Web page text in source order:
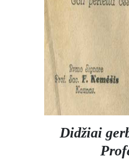
knygą“ apie
pasauliečiaDidžiai